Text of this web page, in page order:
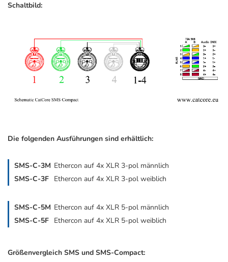
Schaltbild:
Die folgenden Ausführungen sind erhältlich:
SMS-C-3M Ethercon auf 4x XLR 3-pol männlich
SMS-C-3F Ethercon auf 4x XLR 3-pol weiblich
SMS-C-5M Ethercon auf 4x XLR 5-pol männlich
SMS-C-5F Ethercon auf 4x XLR 5-pol weiblich
Größenvergleich SMS und SMS-Compact: